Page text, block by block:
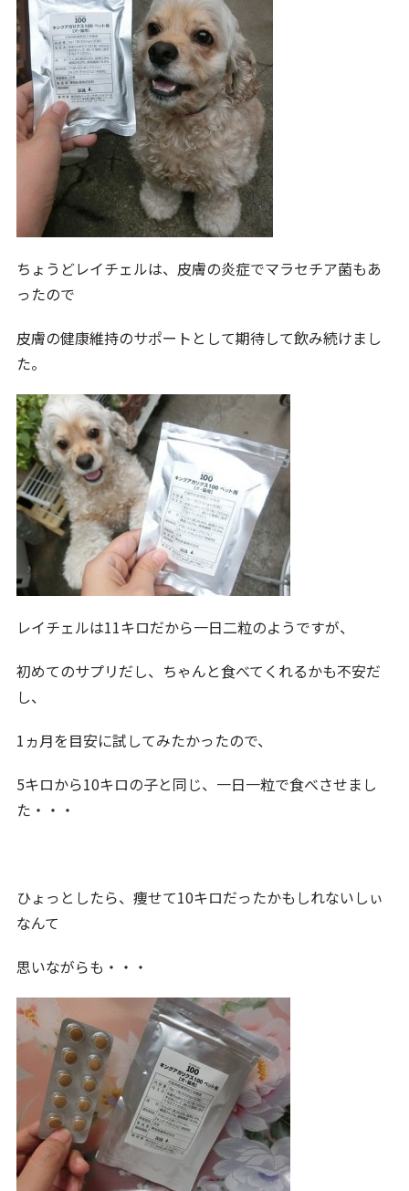
ちょうどレイチェルは、皮膚の炎症でマラセチア菌もあ
ったので
皮膚の健康維持のサポートとして期待して飲み続けまし
た。
レイチェルは11キロだから一日二粒のようですが、
初めてのサプリだし、ちゃんと食べてくれるかも不安だ
し、
1ヵ月を目安に試してみたかったので、
5キロから10キロの子と同じ、一日一粒で食べさせまし
た・・・
ひょっとしたら、痩せて10キロだったかもしれないしぃ
なんて
思いながらも・・・